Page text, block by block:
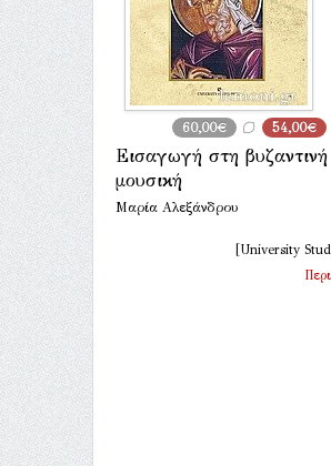
60,00€ 54,00€
Εισαγωγή στη βυζαντινή
μουσική
Μαρία Αλεξάνδρου
[University